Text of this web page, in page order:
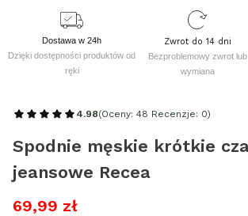
Dostawa w 24h
Dzięki dostępności produktów od
ręki
Zwrot do 14 dni
Bezproblemowy zwrot lub
wymiana
4.98(Oceny: 48 Recenzje: 0)
Spodnie męskie krótkie
jeansowe Recea
69,99 zł